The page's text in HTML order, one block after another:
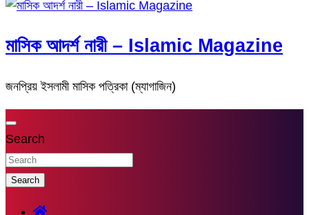
মাসিক আদর্শ নারী – Islamic Magazine
জনপ্রিয় ইসলামী মাসিক পত্রিকা (ম্যাগাজিন)
Search
Search